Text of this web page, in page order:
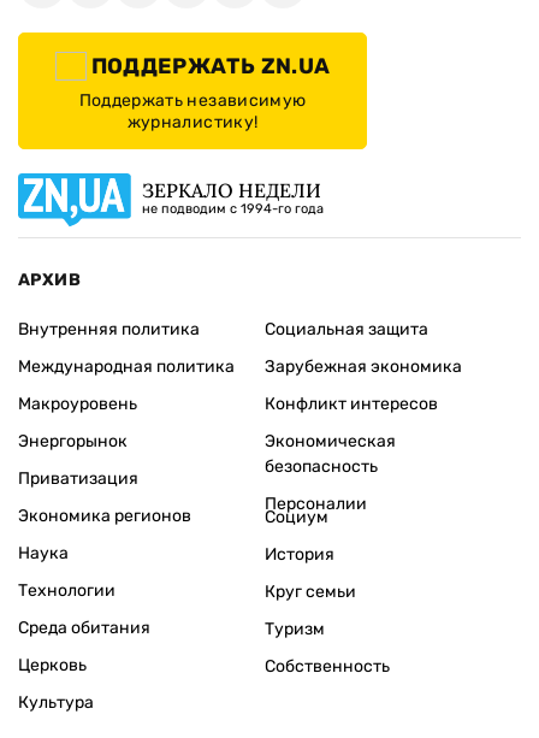
ПОДДЕРЖАТЬ ZN.UA
Поддержать независимую
журналистику!
ЗЕРКАЛО НЕДЕЛИ
не подводим с 1994-го года
АРХИВ
Внутренняя политика
Международная политика
Макроуровень
Энергорынок
Приватизация
Экономика регионов
Социальная защита
Зарубежная экономика
Конфликт интересов
Экономическая
безопасность
Персоналии
Наука
Технологии
Среда обитания
Церковь
Культура
Социум
История
Круг семьи
Туризм
Собственность